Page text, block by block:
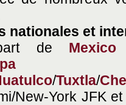
nationales et
de Mexico
/Tuxtla/
New-York JFK